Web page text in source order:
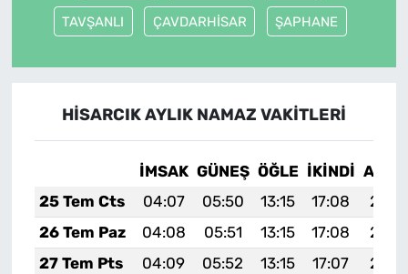
TAVŞANLI ÇAVDARHİSAR ŞAPHANE
HİSARCIK AYLIK NAMAZ VAKITLERI
İMSAK GÜNEŞ ÖĞLE İKINDI
25 Tem Cts
04:07 05:50 13:15 17:08
26 Tem Paz
04:08 05:51 13:15 17:08
27 Tem Pts
04:09 05:52 13:15 17:07